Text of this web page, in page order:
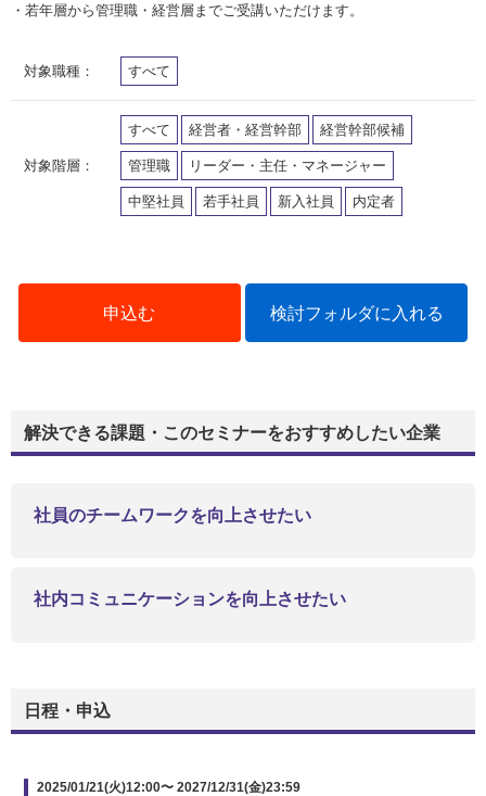
・若年層から管理職・経営層までご受講いただけます。
対象職種： すべて
対象階層：
すべて 経営者・経営幹部 経営幹部候補
管理職 リーダー・主任・マネージャー
中堅社員 若手社員 新入社員 内定者
申込む 検討フォルダに入れる
解決できる課題・このセミナーをおすすめしたい企業
社員のチームワークを向上させたい
社内コミュニケーションを向上させたい
日程・申込
2025/01/21(火)12:00〜 2027/12/31(金)23:59